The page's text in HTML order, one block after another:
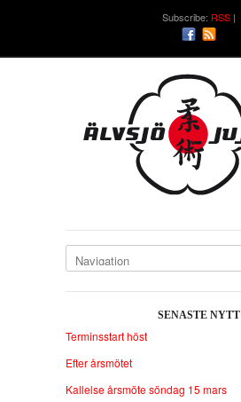
Subscribe: RSS
SENASTE NYTT
Terminsstart höst
Efter årsmötet
Kallelse årsmöte söndag 15 mars